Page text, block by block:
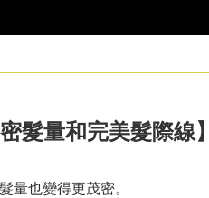
髮量和完美髮際線】
量也變得更茂密。